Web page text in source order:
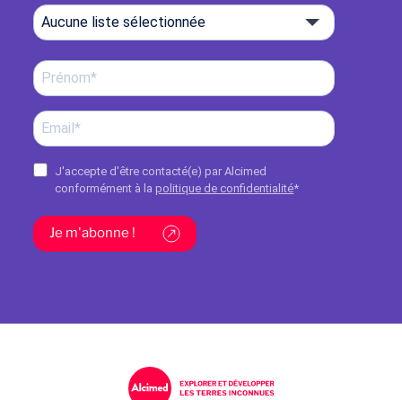
Aucune liste sélectionnée
J'accepte d'être contacté(e) par Alcimed
conformément à la politique de confidentialité*
Je m'abonne !